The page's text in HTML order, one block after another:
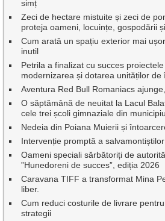
simț
Zeci de hectare mistuite și zeci de
proteja oameni, locuințe, gospodării
Cum arată un spațiu exterior mai
inutil
Petrila a finalizat cu succes
modernizarea și dotarea unităților de
Aventura Red Bull Romaniacs
O săptămână de neuitat la Lacul
cele trei școli gimnaziale din
Nedeia din Poiana Muierii și
Intervenție promptă a
Oameni speciali sărbătoriți de
”Hunedoreni de succes”, ediția 2026
Caravana TIFF a transformat Mina
liber.
Cum reduci costurile de livrare
strategii